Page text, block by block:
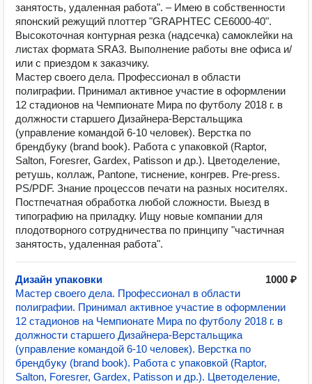
занятость, удаленная работа". – Имею в собственности
японский режущий плоттер "GRAPHTEC CE6000-40".
Высокоточная контурная резка (надсечка) самоклейки на
листах формата SRA3. Выполнение работы вне офиса и/
или с приездом к заказчику.
Мастер своего дела. Профессионал в области
полиграфии. Принимал активное участие в оформлении
12 стадионов на Чемпионате Мира по футболу 2018 г. в
должности старшего Дизайнера-Верстальщика
(управление командой 6-10 человек). Верстка по
брендбуку (brand book). Работа с упаковкой (Raptor,
Salton, Foresrer, Gardex, Patisson и др.). Цветоделение,
ретушь, коллаж, Pantone, тиснение, конгрев. Pre-press.
PS/PDF. Знание процессов печати на разных носителях.
Постпечатная обработка любой сложности. Выезд в
типографию на приладку. Ищу новые компании для
плодотворного сотрудничества по принципу "частичная
занятость, удаленная работа".
Дизайн упаковки
1000 ₽
Мастер своего дела. Профессионал в области
полиграфии. Принимал активное участие в оформлении
12 стадионов на Чемпионате Мира по футболу 2018 г. в
должности старшего Дизайнера-Верстальщика
(управление командой 6-10 человек). Верстка по
брендбуку (brand book). Работа с упаковкой (Raptor,
Salton, Foresrer, Gardex, Patisson и др.). Цветоделение,